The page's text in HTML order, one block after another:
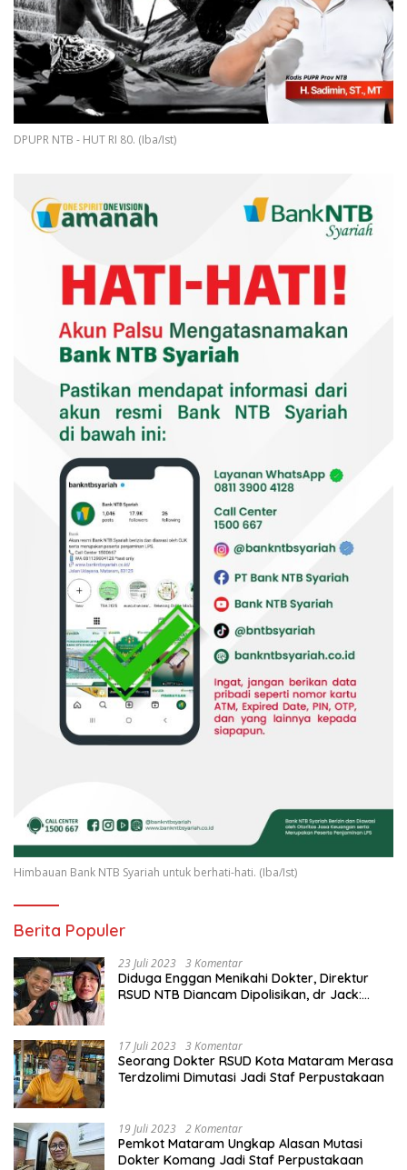
DPUPR NTB - HUT RI 80. (Iba/Ist)
Himbauan Bank NTB Syariah untuk berhati-hati. (Iba/Ist)
Berita Populer
23 Juli 2023 3 Komentar
Diduga Enggan Menikahi Dokter, Direktur
RSUD NTB Diancam Dipolisikan, dr Jack:
17 Juli 2023 3 Komentar
Seorang Dokter RSUD Kota Mataram Merasa
Terdzolimi Dimutasi Jadi Staf Perpustakaan
19 Juli 2023 2 Komentar
Pemkot Mataram Ungkap Alasan Mutasi
Dokter Komang Jadi Staf Perpustakaan